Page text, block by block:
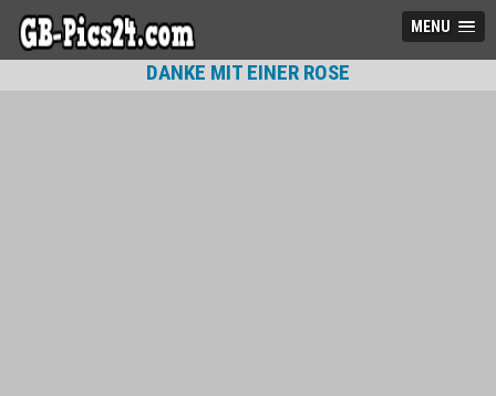
MENU
DANKE MIT EINER ROSE